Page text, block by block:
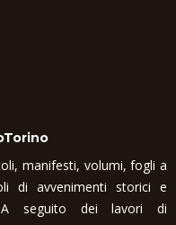
manifesti, volumi, fogli a
di avvenimenti storici e
seguito dei lavori di